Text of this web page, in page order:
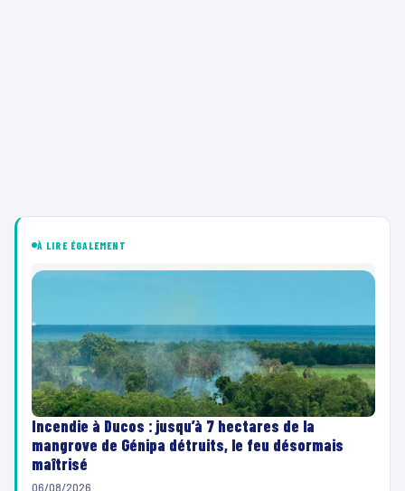
À LIRE ÉGALEMENT
Incendie à Ducos : jusqu’à 7 hectares de la
mangrove de Génipa détruits, le feu désormais
maîtrisé
06/08/2026